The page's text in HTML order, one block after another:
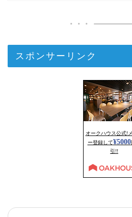
スポンサーリンク